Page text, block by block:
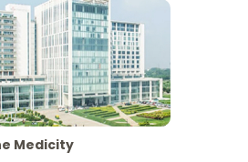
Medicity